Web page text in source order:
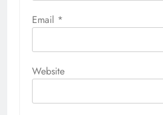
Email *
Website